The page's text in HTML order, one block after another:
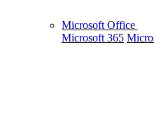
Microsoft Office
Microsoft 365